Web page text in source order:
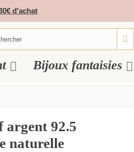
d'achat
Bijoux fantaisies
argent 92.5
naturelle